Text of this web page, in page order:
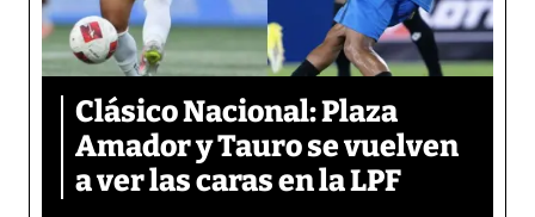
Clásico Nacional: Plaza
Amador y Tauro se vuelven
a ver las caras en la LPF